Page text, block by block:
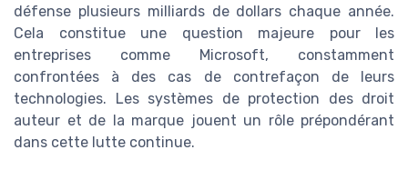
défense plusieurs milliards de dollars chaque année.
Cela constitue une question majeure pour les
entreprises comme Microsoft, constamment
confrontées à des cas de contrefaçon de leurs
technologies. Les systèmes de protection des droit
auteur et de la marque jouent un rôle prépondérant
dans cette lutte continue.